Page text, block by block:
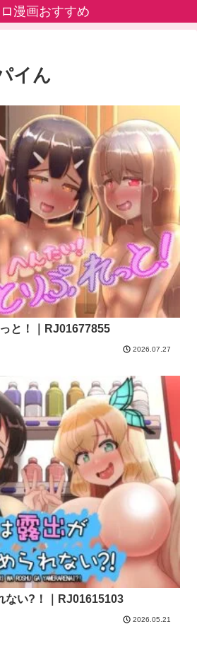
漫画おすすめ
イん
と！｜RJ01677855
2026.07.27
ない?！｜RJ01615103
2026.05.21